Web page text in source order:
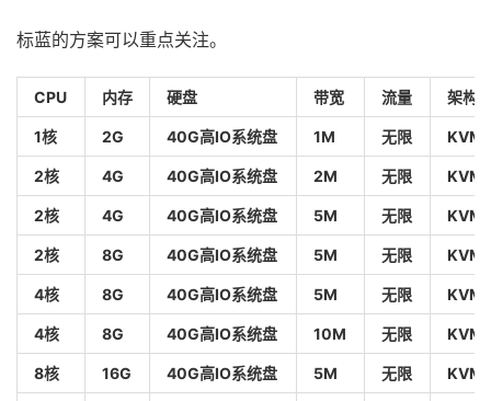
标蓝的方案可以重点关注。
CPU 内存 硬盘 带宽 流量 架构
1核 2G 40G高IO系统盘 1M 无限 KVM
2核 4G 40G高IO系统盘 2M 无限 KVM
2核 4G 40G高IO系统盘 5M 无限 KVM
2核 8G 40G高IO系统盘 5M 无限 KVM
4核 8G 40G高IO系统盘 5M 无限 KVM
4核 8G 40G高IO系统盘 10M 无限 KVM
8核 16G 40G高IO系统盘 5M 无限 KVM